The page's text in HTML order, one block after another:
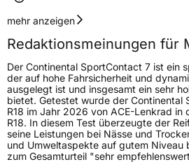
Geschwindigkeitsindex
Höchstgeschwindigkeit
300 km/h
Lastindex105
Höchstlast925 kg
Gewicht (in kg)12,404 kg
Generelle Merkmale
mehr anzeigen
Redaktionsmeinungen für
Der Continental SportContact 7 ist ein
der auf hohe Fahrsicherheit und
ausgelegt ist und insgesamt ein sehr
bietet. Getestet wurde der Continental
R18 im Jahr 2026 von ACE-Lenkrad in
R18. In diesem Test überzeugte der
seine Leistungen bei Nässe und
und Umweltaspekte auf gutem Niveau
zum Gesamturteil "sehr